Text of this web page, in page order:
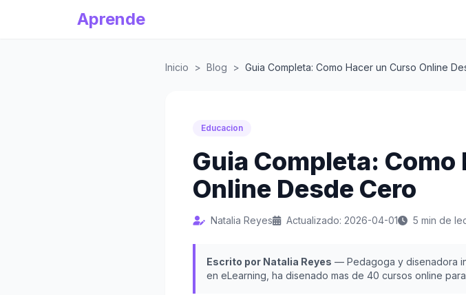
Aprende
Inicio > Blog > Guia Completa: Como Hacer un Curso Online
Educacion
Guia Completa:
Online Desde Cero
Natalia Reyes Actualizado: 2026-04-01 5 min de
Escrito por Natalia Reyes — Pedagoga y disenadora
en eLearning, ha disenado mas de 40 cursos online